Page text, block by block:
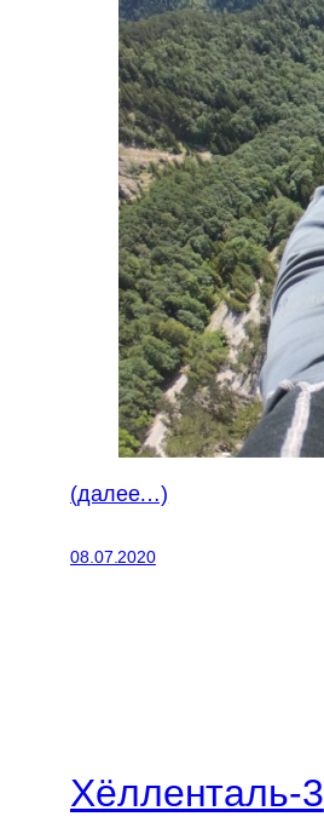
(далее…)
08.07.2020
Хёлленталь-3